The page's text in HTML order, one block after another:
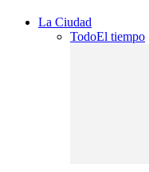
La Ciudad
TodoEl tiempo